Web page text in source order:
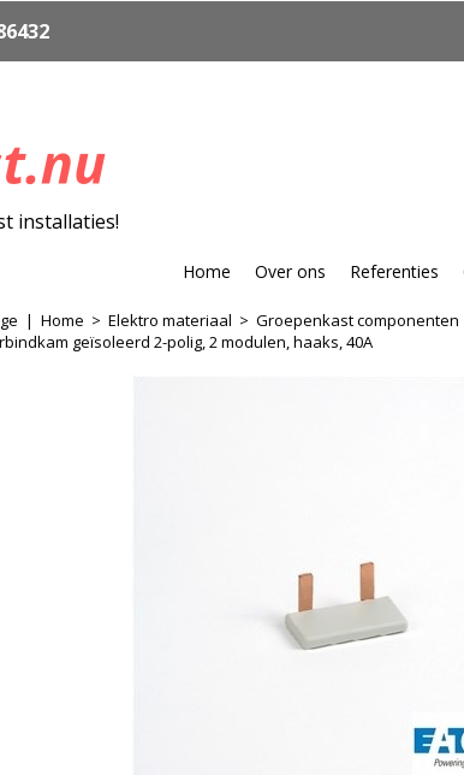
installaties!
Home Over ons Referenties
| Home > Elektro materiaal > Groepenkast componenten
geïsoleerd 2-polig, 2 modulen, haaks, 40A